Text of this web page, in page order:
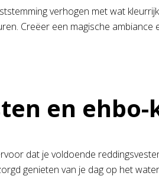
verhogen met wat
Creëer een magische
en
dat je voldoende
genieten van je dag op het